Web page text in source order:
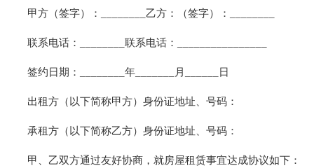
甲方（签字）：________乙方：（签字）：________
联系电话：________联系电话：________________
签约日期：________年_______月______日
出租方（以下简称甲方）身份证地址、号码：
承租方（以下简称乙方）身份证地址、号码：
甲、乙双方通过友好协商，就房屋租赁事宜达成协议如下：